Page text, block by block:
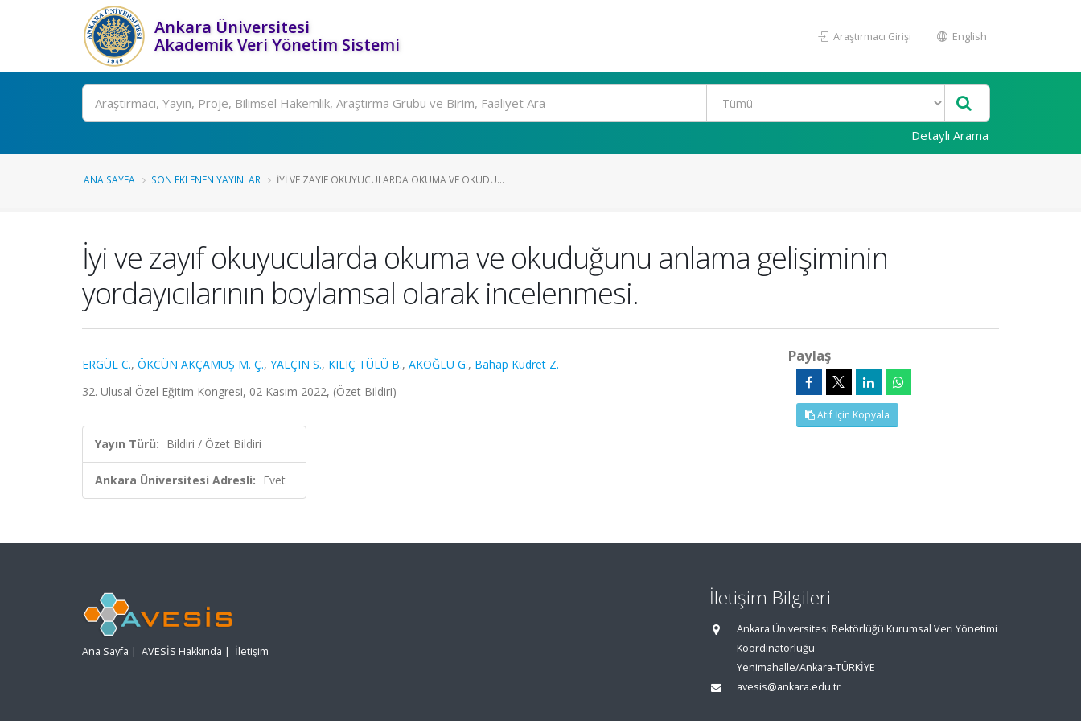
Ankara Üniversitesi
Akademik Veri Yönetim Sistemi
Araştırmacı Girişi English
Ara
Detaylı Arama
ANA SAYFA SON EKLENEN YAYINLAR İYI VE ZAYIF OKUYUCULARDA OKUMA VE OKUDU...
İyi ve zayıf okuyucularda okuma ve okuduğunu anlama gelişiminin
yordayıcılarının boylamsal olarak incelenmesi.
ERGÜL C., ÖKCÜN AKÇAMUŞ M. Ç., YALÇIN S., KILIÇ TÜLÜ B., AKOĞLU G., Bahap Kudret Z.
32. Ulusal Özel Eğitim Kongresi, 02 Kasım 2022, (Özet Bildiri)
Yayın Türü: Bildiri / Özet Bildiri
Ankara Üniversitesi Adresli: Evet
Paylaş
Atıf İçin Kopyala
Ana Sayfa | AVESİS Hakkında | İletişim
İletişim Bilgileri
Ankara Üniversitesi Rektörlüğü Kurumsal Veri Yönetimi
Koordinatörlüğü
Yenimahalle/Ankara-TÜRKİYE
avesis@ankara.edu.tr